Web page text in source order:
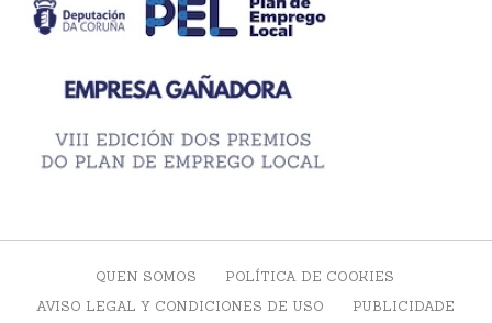
QUEN SOMOS
POLÍTICA DE COOKIES
AVISO LEGAL Y CONDICIONES DE USO
PUBLICIDADE